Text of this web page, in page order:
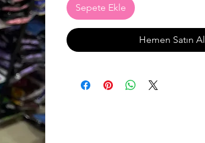
Sepete Ekle
Hemen Satın Al